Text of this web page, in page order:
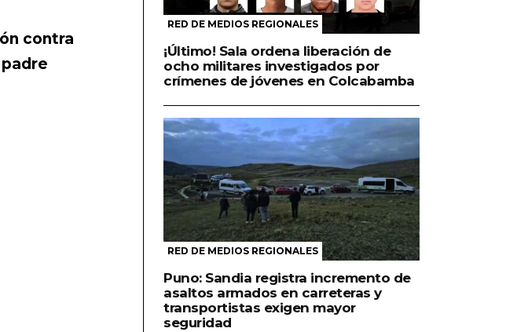
contra
RED DE MEDIOS REGIONALES
¡Último! Sala ordena liberación de
ocho militares investigados por
crímenes de jóvenes en Colcabamba
RED DE MEDIOS REGIONALES
Puno: Sandia registra incremento de
asaltos armados en carreteras y
transportistas exigen mayor
seguridad